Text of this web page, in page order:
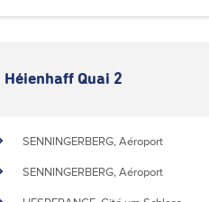
Quai 2
SENNINGERBERG, Aéroport
SENNINGERBERG, Aéroport